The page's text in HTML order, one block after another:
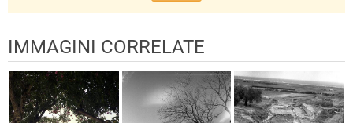
IMMAGINI CORRELATE